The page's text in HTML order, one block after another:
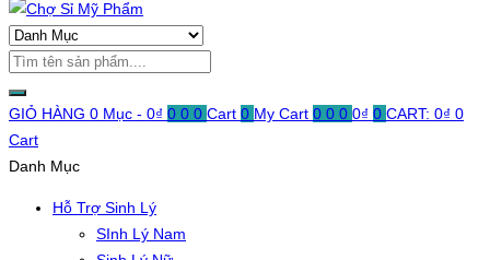
GIỎ HÀNG 0 Mục - 0₫ 0 0 0 Cart 0 My Cart 0 0 0 0₫ 0 CART: 0₫ 0
Cart
Danh Mục
Hỗ Trợ Sinh Lý
SInh Lý Nam